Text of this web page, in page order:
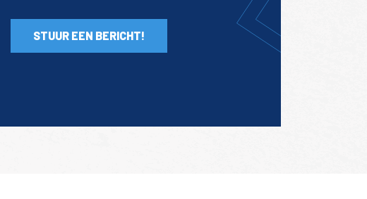
STUUR EEN BERICHT!